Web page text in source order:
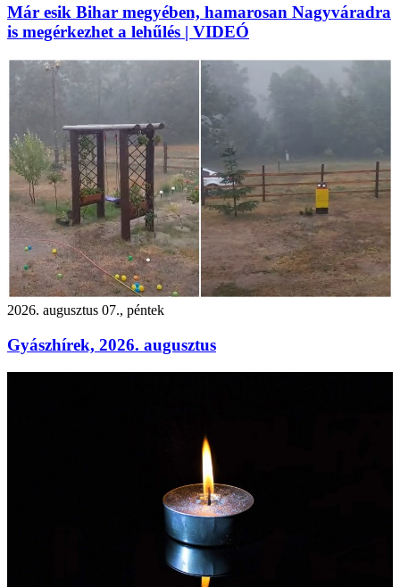
Már esik Bihar megyében, hamarosan Nagyváradra
is megérkezhet a lehűlés | VIDEÓ
2026. augusztus 07., péntek
Gyászhírek, 2026. augusztus